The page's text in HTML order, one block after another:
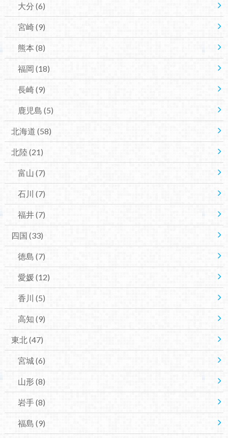
大分 (6)
宮崎(9)
熊本 (8)
福岡 (18)
長崎(9)
鹿児島 (5)
北海道 (58)
北陸 (21)
富山 (7)
石川 (7)
福井(7)
四国 (33)
徳島 (7)
愛媛(12)
香川 (5)
高知 (9)
東北(47)
宮城(6)
山形 (8)
岩手(8)
福島 (9)